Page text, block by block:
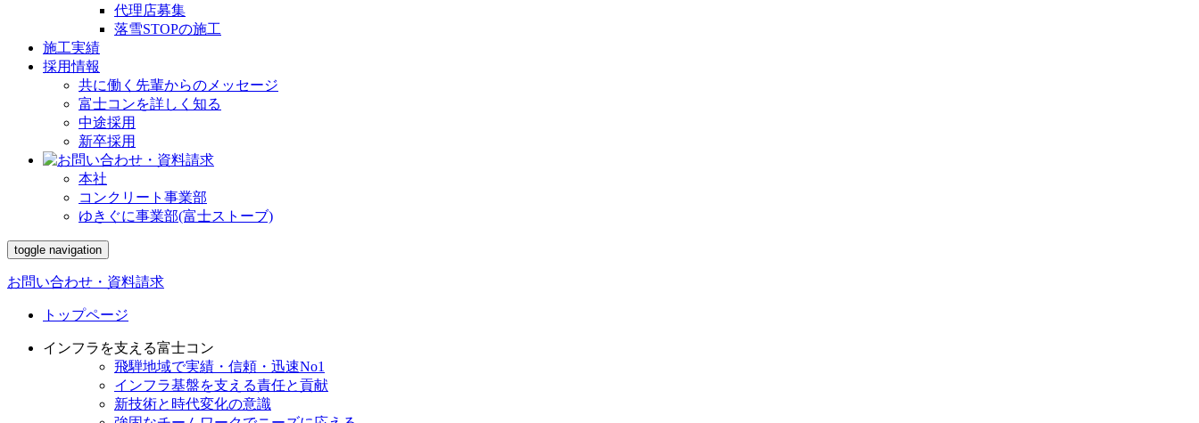
代理店募集
落雪STOPの施工
施工実績
採用情報
共に働く先輩からのメッセージ
富士コンを詳しく知る
中途採用
新卒採用
本社
コンクリート事業部
ゆきぐに事業部(富士ストーブ)
toggle navigation
お問い合わせ・資料請求
トップページ
インフラを支える富士コン
飛騨地域で実績・信頼・迅速No1
インフラ基盤を支える責任と貢献
新技術と時代変化の意識